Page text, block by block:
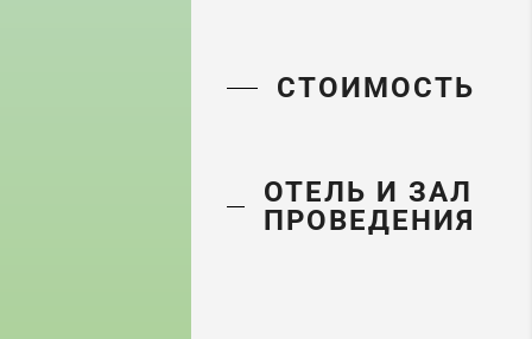
СТОИМОСТЬ
ОТЕЛЬ И ЗАЛ
ПРОВЕДЕНИЯ